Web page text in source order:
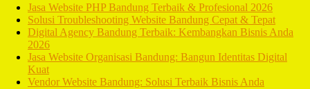
Jasa Website PHP Bandung Terbaik & Profesional 2026
Solusi Troubleshooting Website Bandung Cepat & Tepat
Digital Agency Bandung Terbaik: Kembangkan Bisnis Anda
2026
Jasa Website Organisasi Bandung: Bangun Identitas Digital
Kuat
Vendor Website Bandung: Solusi Terbaik Bisnis Anda